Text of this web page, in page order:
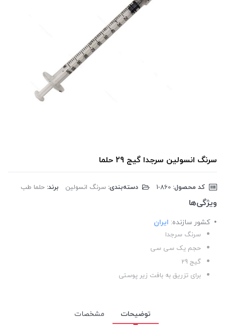
سرنگ انسولین سرجدا گیج 29 حلما
کد محصول: دسته‌بندی: سرنگ انسولین برند: حلما طب
ویژگی‌ها
کشور سازنده: ایران
سرنگ سرجدا
حجم یک سی سی
گیج 29
برای تزریق به بافت زیر پوستی
توضیحات مشخصات